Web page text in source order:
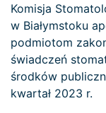
Komisja
w Białymstoku
podmiotom
świadczeń
środków
kwartał 2023 r.